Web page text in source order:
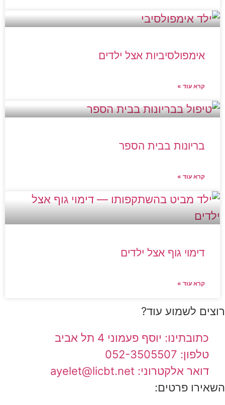
אימפולסיביות אצל ילדים
קרא עוד »
בריונות בבית הספר
קרא עוד »
דימוי גוף אצל ילדים
קרא עוד »
רוצים לשמוע עוד?
כתובתינו: יוסף פעמוני 4 תל אביב
טלפון: 052-3505507
דואר אלקטרוני: ayelet@licbt.net
השאירו פרטים: